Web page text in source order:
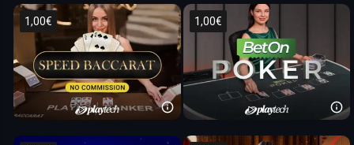
1,00€ 1,00€